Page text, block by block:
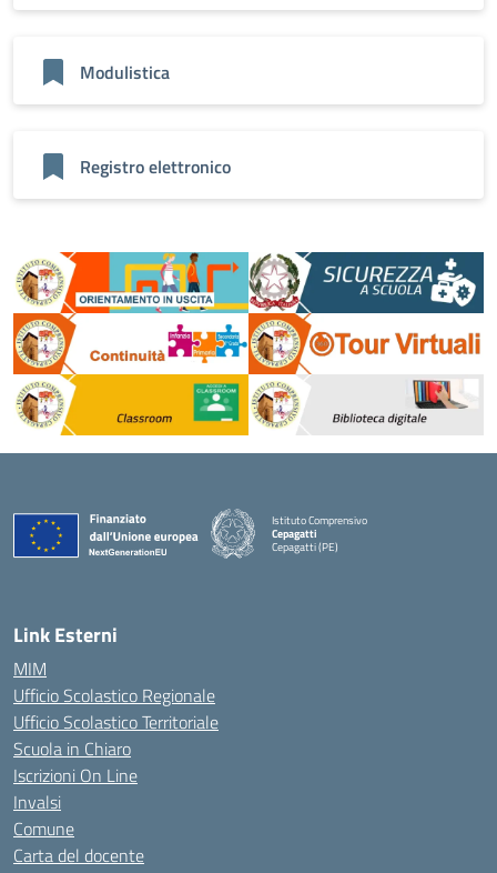
Modulistica
Registro elettronico
Istituto Comprensivo
Cepagatti
Cepagatti (PE)
Link Esterni
MIM
Ufficio Scolastico Regionale
Ufficio Scolastico Territoriale
Scuola in Chiaro
Iscrizioni On Line
Invalsi
Comune
Carta del docente